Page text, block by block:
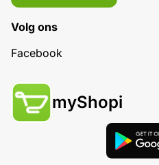
Volg ons
Facebook
myShopi